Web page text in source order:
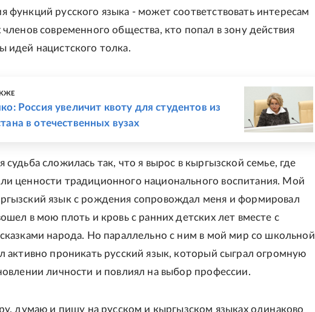
функций русского языка - может соответствовать интересам
членов современного общества, кто попал в зону действия
идей нацистского толка.
Россия увеличит квоту для студентов из
в отечественных вузах
судьба сложилась так, что я вырос в кыргызской семье, где
ценности традиционного национального воспитания. Мой
язык с рождения сопровождал меня и формировал
в мою плоть и кровь с ранних детских лет вместе с
народа. Но параллельно с ним в мой мир со школьной
активно проникать русский язык, который сыграл огромную
личности и повлиял на выбор профессии.
думаю и пишу на русском и кыргызском языках одинаково